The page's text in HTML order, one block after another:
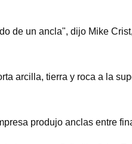
de un ancla", dijo Mike
arcilla, tierra y roca a la
produjo anclas entre